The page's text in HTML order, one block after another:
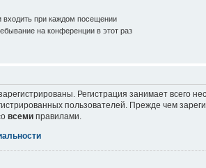
входить при каждом посещении
на конференции в этот раз
Регистрация занимает всего
пользователей. Прежде чем
всеми правилами.